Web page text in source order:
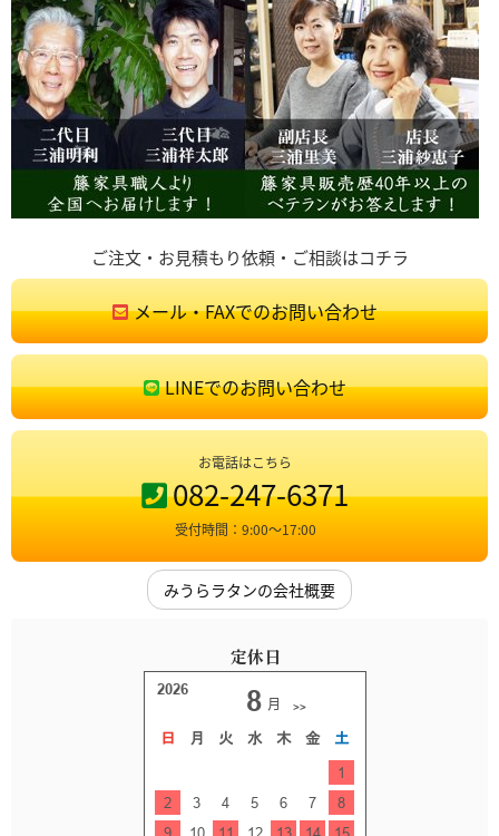
ご注文・お見積もり依頼・ご相談はコチラ
メール・FAXでのお問い合わせ
LINEでのお問い合わせ
お電話はこちら
082-247-6371
受付時間：9:00〜17:00
みうらラタンの会社概要
定休日